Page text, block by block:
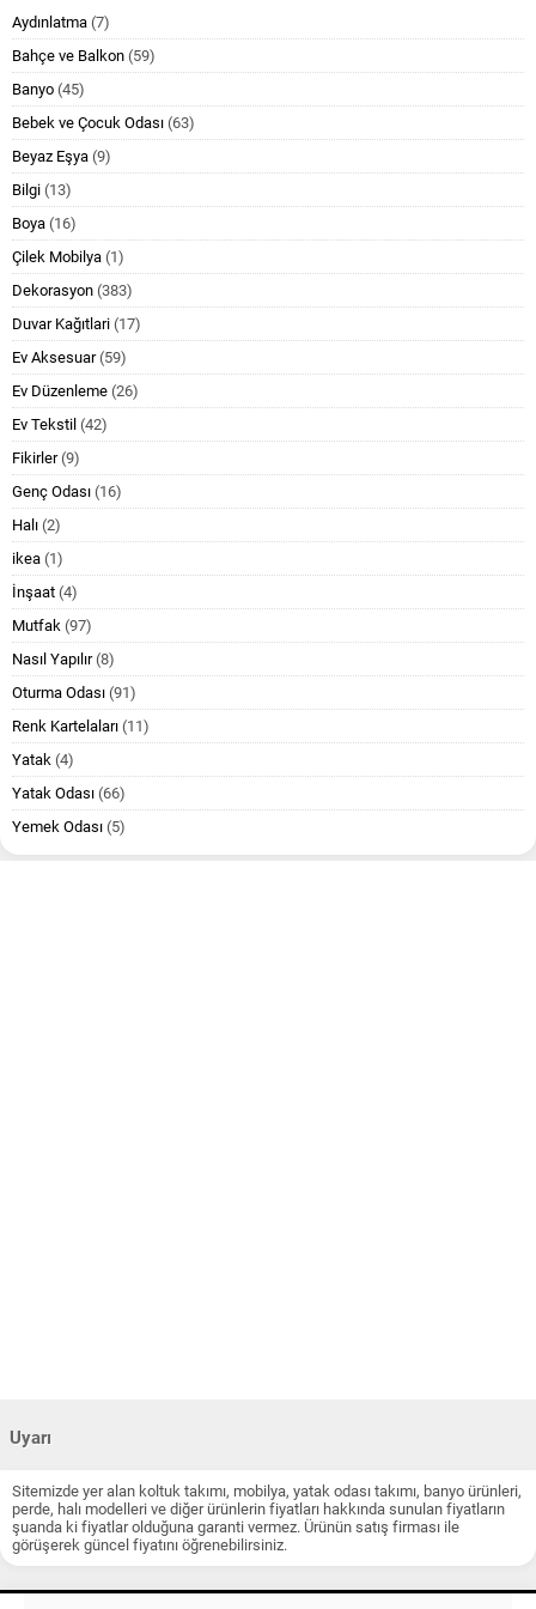
Aydınlatma (7)
Bahçe ve Balkon (59)
Banyo (45)
Bebek ve Çocuk Odası (63)
Beyaz Eşya (9)
Bilgi (13)
Boya (16)
Çilek Mobilya (1)
Dekorasyon (383)
Duvar Kağıtlari (17)
Ev Aksesuar(59)
Ev Düzenleme (26)
Ev Tekstil (42)
Fikirler(9)
Genç Odası (16)
Halı (2)
ikea (1)
İnşaat (4)
Mutfak (97)
Nasıl Yapılır(8)
Oturma Odası (91)
Renk Kartelaları (11)
Yatak (4)
Yatak Odası (66)
Yemek Odası (5)
Uyarı
Sitemizde yer alan koltuk takımı, mobilya, yatak odası takımı, banyo ürünleri,
perde, halı modelleri ve diğer ürünlerin fiyatları hakkında sunulan fiyatların
şuanda ki fiyatlar olduğuna garanti vermez. Ürünün satış firması ile
görüşerek güncel fiyatını öğrenebilirsiniz.